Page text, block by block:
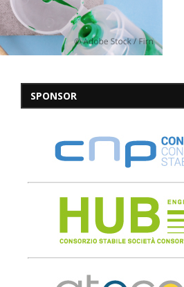
SPONSOR